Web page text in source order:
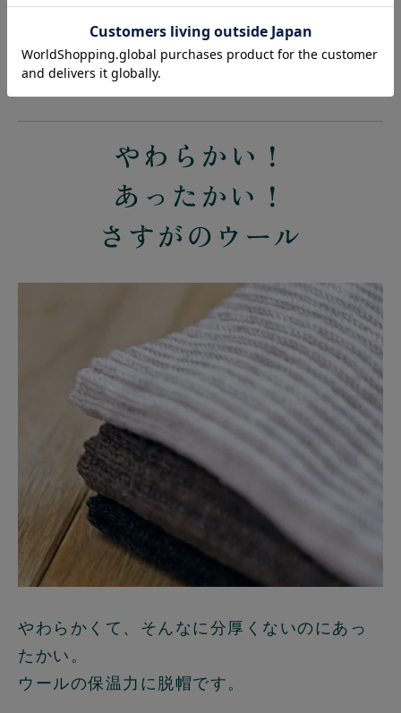
外してもコンパクトなので、バッグの中に
ちゃんと納まります。
やわらかい！
あったかい！
さすがのウール
やわらかくて、そんなに分厚くないのにあっ
たかい。
ウールの保温力に脱帽です。